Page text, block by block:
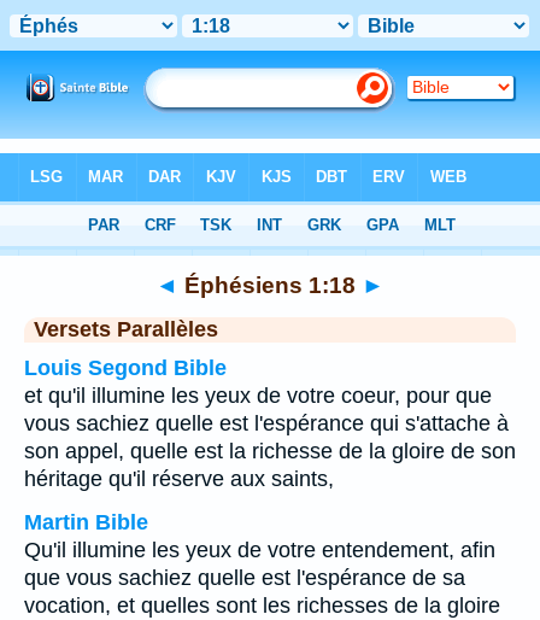
Chapitre 1 > Verset 18
◄ Éphésiens 1:18 ►
Versets Parallèles
Louis Segond Bible
et qu'il illumine les yeux de votre coeur, pour que
vous sachiez quelle est l'espérance qui s'attache à
son appel, quelle est la richesse de la gloire de son
héritage qu'il réserve aux saints,
Martin Bible
Qu'il illumine les yeux de votre entendement, afin
que vous sachiez quelle est l'espérance de sa
vocation, et quelles sont les richesses de la gloire